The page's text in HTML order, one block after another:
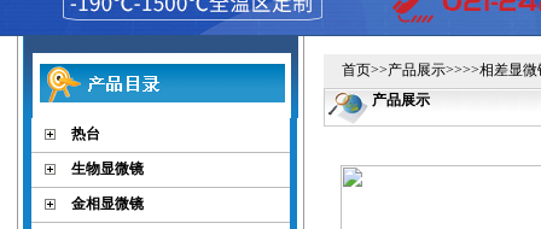
热台
生物显微镜
金相显微镜
首页>>产品展示>>>>相差显微
产品展示